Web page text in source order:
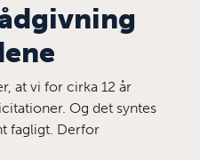
at vi for cirka 12 år
Og det syntes
fagligt. Derfor